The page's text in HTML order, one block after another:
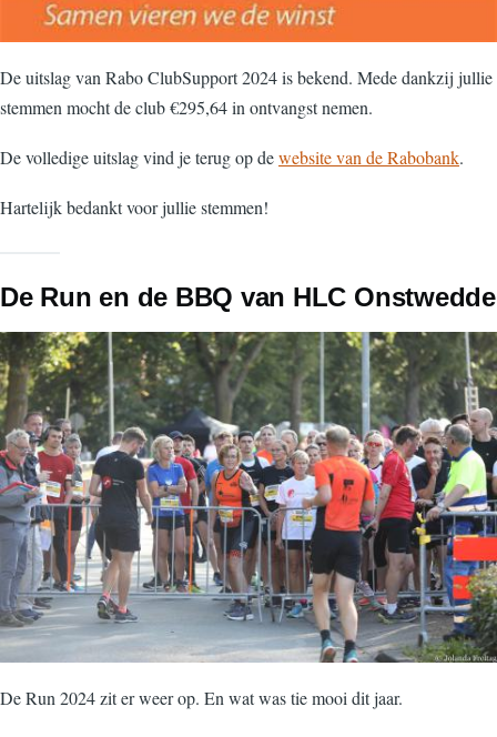
De uitslag van Rabo ClubSupport 2024 is bekend. Mede dankzij jullie
stemmen mocht de club €295,64 in ontvangst nemen.
De volledige uitslag vind je terug op dewebsite van de Rabobank.
Hartelijk bedankt voor jullie stemmen!
De Run en de BBQ van HLC Onstwedde
De Run 2024 zit er weer op. En wat was tie mooi dit jaar.